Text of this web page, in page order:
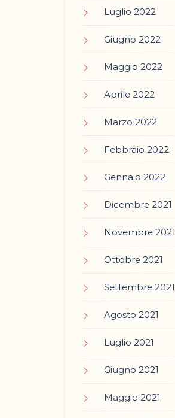
Luglio 2022
Giugno 2022
Maggio 2022
Aprile 2022
Marzo 2022
Febbraio 2022
Gennaio 2022
Dicembre 2021
Novembre 2021
Ottobre 2021
Settembre 2021
Agosto 2021
Luglio 2021
Giugno 2021
Maggio 2021